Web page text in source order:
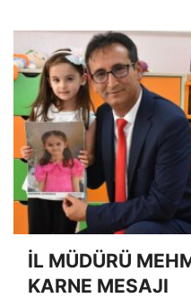
İL MÜDÜRÜ
KARNE MESAJI